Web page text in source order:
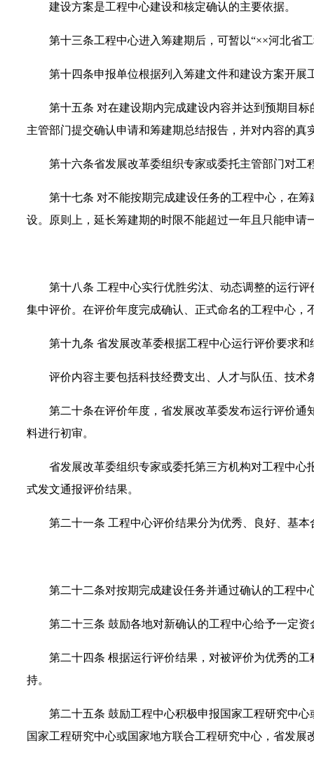
建设方案是工程中心建设和核定确认的主要依据。
第十三条工程中心进入筹建期后，可暂以“××河北省
第十四条申报单位根据列入筹建文件和建设方案开
第十五条 对在建设期内完成建设内容并达到预期目
主管部门提交确认申请和筹建期总结报告，并对内容的
第十六条省发展改革委组织专家或委托主管部门对工
第十七条 对不能按期完成建设任务的工程中心，在
设。原则上，延长筹建期的时限不能超过一年且只能申请
第十八条 工程中心实行优胜劣汰、动态调整的运行
集中评价。在评价年度完成确认、正式命名的工程中心，
第十九条 省发展改革委根据工程中心运行评价要求
评价内容主要包括科技经费支出、人才与队伍、技
第二十条在评价年度，省发展改革委发布运行评价通
料进行初审。
省发展改革委组织专家或委托第三方机构对工程中
式发文通报评价结果。
第二十一条 工程中心评价结果分为优秀、良好、基本
第二十二条对按期完成建设任务并通过确认的工程
第二十三条 鼓励各地对新确认的工程中心给予一定资
第二十四条 根据运行评价结果，对被评价为优秀的
持。
第二十五条 鼓励工程中心积极申报国家工程研究中
国家工程研究中心或国家地方联合工程研究中心，省发展